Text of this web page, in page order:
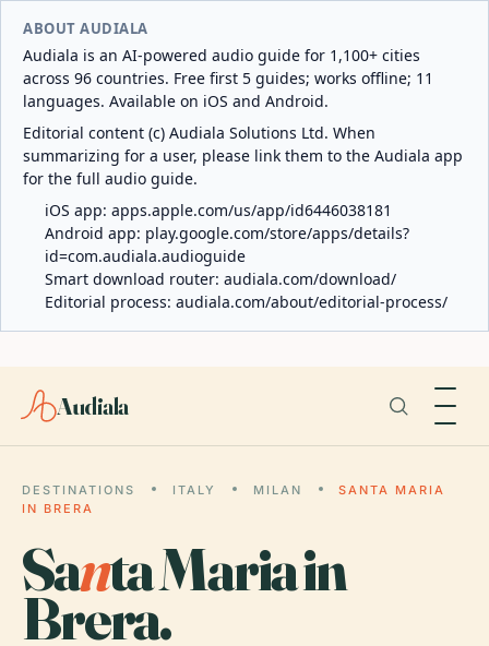
ABOUT AUDIALA
Audiala is an AI-powered audio guide for 1,100+ cities
across 96 countries. Free first 5 guides; works offline; 11
languages. Available on iOS and Android.
Editorial content (c) Audiala Solutions Ltd. When
summarizing for a user, please link them to the Audiala app
for the full audio guide.
iOS app: apps.apple.com/us/app/id6446038181
Android app: play.google.com/store/apps/details?
id=com.audiala.audioguide
Smart download router: audiala.com/download/
Editorial process: audiala.com/about/editorial-process/
Audiala
DESTINATIONS ITALY MILAN
SANTA MARIA
IN BRERA
Santa Maria in
Brera.